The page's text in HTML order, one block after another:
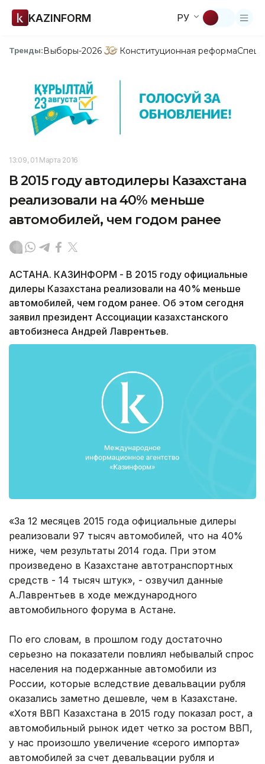
KAZINFORM РУ
Тренды:Выборы-2026 Конституционная реформа
13:09, 01 Марта 2016
В 2015 году автодилеры Казахстана
реализовали на 40% меньше
автомобилей, чем годом ранее
АСТАНА. КАЗИНФОРМ - В 2015 году официальные
дилеры Казахстана реализовали на 40% меньше
автомобилей, чем годом ранее. Об этом сегодня
заявил президент Ассоциации казахстанского
автобизнеса Андрей Лаврентьев.
«За 12 месяцев 2015 года официальные дилеры
реализовали 97 тысяч автомобилей, что на 40%
ниже, чем результаты 2014 года. При этом
произведено в Казахстане автотранспортных
средств - 14 тысяч штук», - озвучил данные
А.Лаврентьев в ходе международного
автомобильного форума в Астане.
По его словам, в прошлом году достаточно
серьезно на показатели повлиял небывалый спрос
населения на подержанные автомобили из
России, которые вследствие девальвации рубля
оказались заметно дешевле, чем в Казахстане.
«Хотя ВВП Казахстана в 2015 году показал рост, а
автомобильный рынок идет четко за ростом ВВП,
у нас произошло увеличение «серого импорта»
автомобилей за счет девальвации рубля и